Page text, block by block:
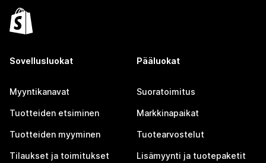
Sovellusluokat
Myyntikanavat
Tuotteiden etsiminen
Tuotteiden myyminen
Tilaukset ja toimitukset
Pääluokat
Suoratoimitus
Markkinapaikat
Tuotearvostelut
Lisämyynti ja tuotepaketit